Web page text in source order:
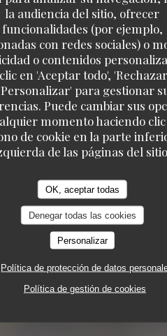
la audiencia del sitio, ofrecer
funcionalidades (por ejemplo,
con redes sociales) o
o contenidos
en 'Aceptar todo',
para gestionar
Puede cambiar sus
momento haciendo
de cookie en la parte
de las páginas del
OK, aceptar todas
Denegar todas las cookies
Personalizar
Política de protección de datos
Política de gestión de cookies
4
: 5/5 MENÚ: 5/5 CALIDAD
et à l’ecoute
3